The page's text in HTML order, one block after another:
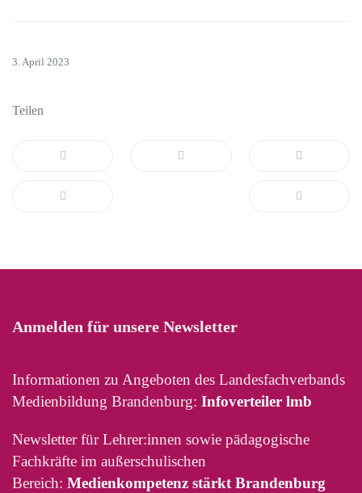
3. April 2023
Teilen
Anmelden für unsere Newsletter
Informationen zu Angeboten des Landesfachverbands
Medienbildung Brandenburg: Infoverteiler lmb
Newsletter für Lehrer:innen sowie pädagogische
Fachkräfte im außerschulischen
Bereich: Medienkompetenz stärkt Brandenburg